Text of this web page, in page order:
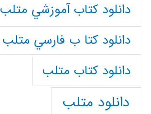
دانلود كتاب آموزشي متلب
دانلود كتا ب فارسي متلب
دانلود كتاب متلب
دانلود متلب